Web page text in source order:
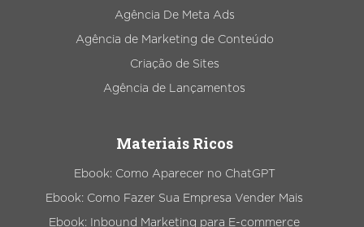
Agência De Meta Ads
Agência de Marketing de Conteúdo
Criação de Sites
Agência de Lançamentos
Materiais Ricos
Ebook: Como Aparecer no ChatGPT
Ebook: Como Fazer Sua Empresa Vender Mais
Ebook: Inbound Marketing para E-commerce